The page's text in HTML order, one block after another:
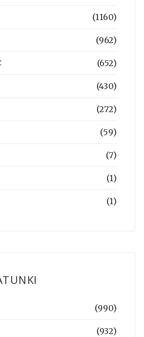
(1160)
(962)
(652)
(430)
(272)
(59)
(7)
(1)
(1)
(990)
(932)